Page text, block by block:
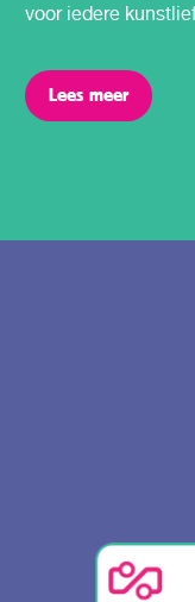
voor iedere
Lees meer